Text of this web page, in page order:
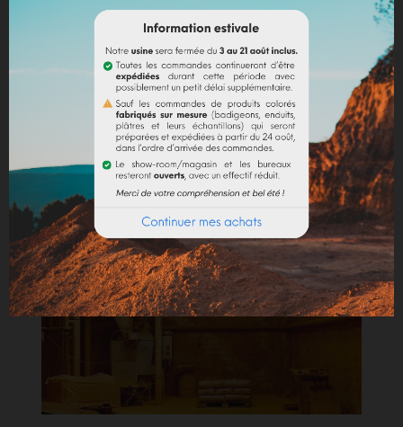
rouge, on peut mélanger différentes ocres ou
terres. Le tout est envoyé dans un broyeur
pendulaire oùl'ocre est broyée entre 50
. L'emballage se fait ensuite dans des sacs
papiers de 15, 20 ou 25 kilos selon les références
(en fonction de la densité de chaque pigment).
Depuis plusieurs années, de nouveaux
conditionnements sont venus enrichir la gamme.